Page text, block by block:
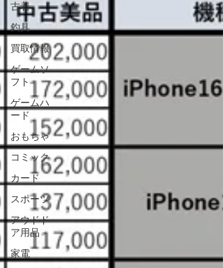
古着
釣具
買取情報
ゲームソ
フト
ゲームハ
ード
おもちゃ
コミック
カード
スポーツ
アウドド
ア用品
家電